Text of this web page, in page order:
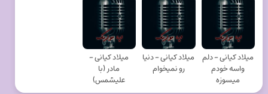
میلاد کیانی - دلم
واسه خودم
میسوزه
میلاد کیانی - دنیا
رو نمیخوام
میلاد کیانی -
مادر (با
علیشمس)